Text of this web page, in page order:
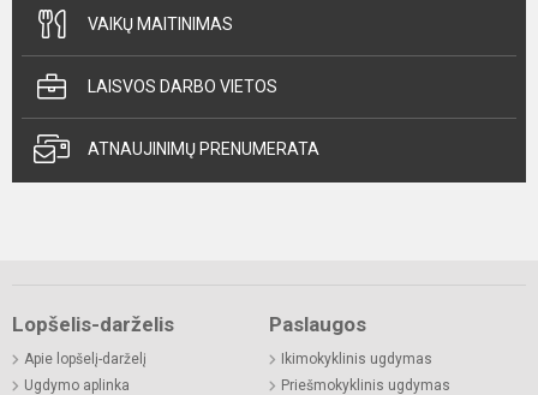
VAIKŲ MAITINIMAS
LAISVOS DARBO VIETOS
ATNAUJINIMŲ PRENUMERATA
Lopšelis-darželis
Apie lopšelį-darželį
Ugdymo aplinka
Paslaugos
Ikimokyklinis ugdymas
Priešmokyklinis ugdymas